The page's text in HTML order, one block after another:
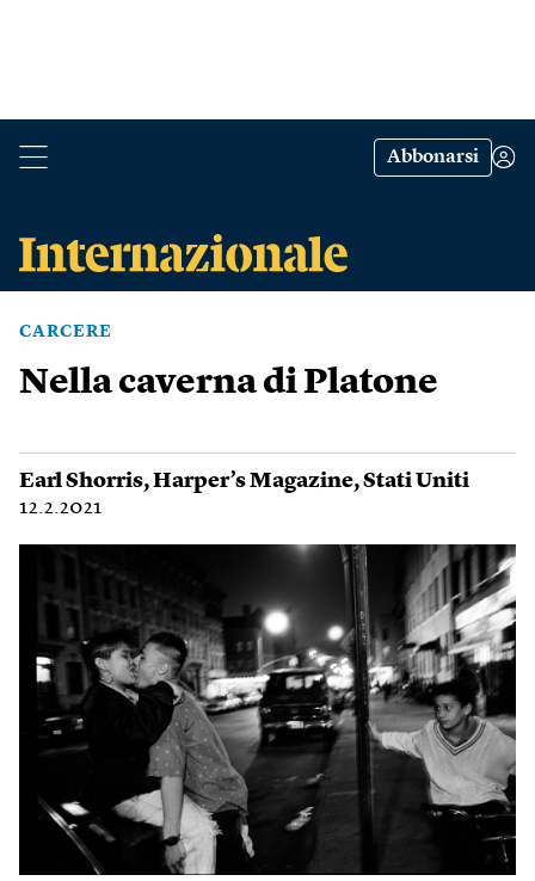
Abbonarsi
CARCERE
Nella caverna di Platone
Earl Shorris,Harper’s Magazine,Stati Uniti
12.2.2021